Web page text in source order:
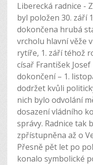
Liberecká radnice -
byl položen 30. září
dokončena hrubá
vrcholu hlavní věže
rytíře, 1. září téhož
císař František
dokončení – 1.
dodržet kvůli
nich bylo odvolání
dosazení vládního
správy. Radnice tak
zpřístupněna až o
Přesně pět let po
konalo symbolické